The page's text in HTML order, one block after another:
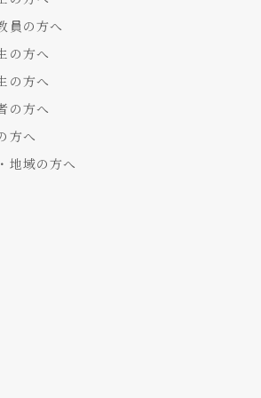
員の方へ
の方へ
の方へ
の方へ
方へ
地域の方へ